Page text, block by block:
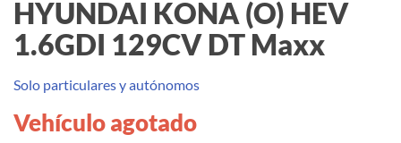
HYUNDAI KONA (O) HEV
1.6GDI 129CV DT Maxx
Solo particulares y autónomos
Vehículo agotado